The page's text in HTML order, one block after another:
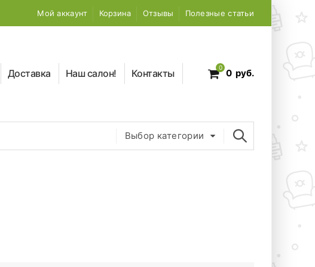
Мой аккаунт Корзина Отзывы Полезные статьи
Доставка Наш салон! Контакты 0 0 руб.
Выбор категории